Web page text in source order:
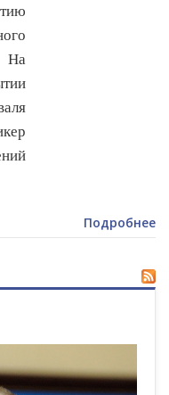
На
Подробнее